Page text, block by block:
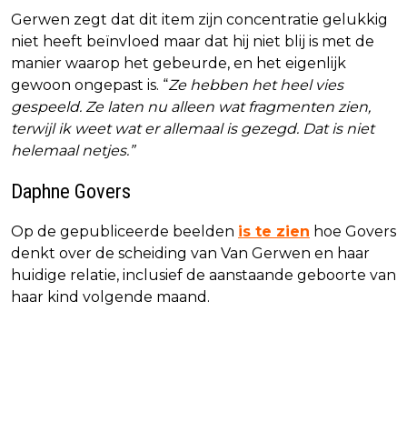
Gerwen zegt dat dit item zijn concentratie gelukkig
niet heeft beïnvloed maar dat hij niet blij is met de
manier waarop het gebeurde, en het eigenlijk
gewoon ongepast is. “Ze hebben het heel vies
gespeeld. Ze laten nu alleen wat fragmenten zien,
terwijl ik weet wat er allemaal is gezegd. Dat is niet
helemaal netjes.”
Daphne Govers
Op de gepubliceerde beelden is te zien hoe Govers
denkt over de scheiding van Van Gerwen en haar
huidige relatie, inclusief de aanstaande geboorte van
haar kind volgende maand.